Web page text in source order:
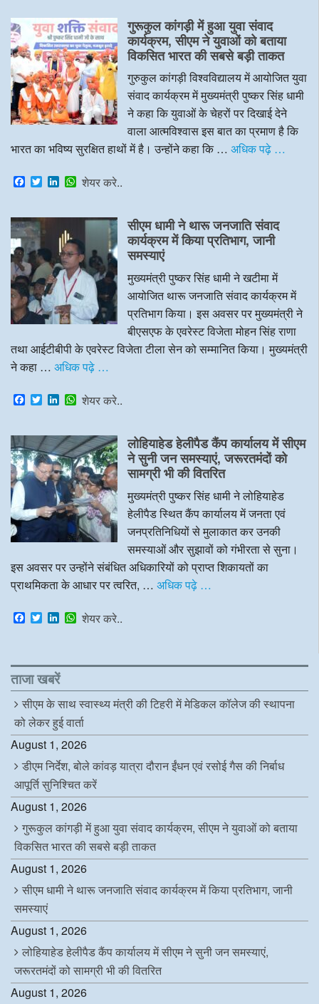
e
b
o
k
t
t
e
r
k
e
d
I
n
t
s
A
p
p
गुरूकुल कांगड़ी में हुआ युवा संवाद
कार्यक्रम, सीएम ने युवाओं को बताया
विकसित भारत की सबसे बड़ी ताकत
गुरुकुल कांगड़ी विश्वविद्यालय में आयोजित युवा
संवाद कार्यक्रम में मुख्यमंत्री पुष्कर सिंह धामी
ने कहा कि युवाओं के चेहरों पर दिखाई देने
वाला आत्मविश्वास इस बात का प्रमाण है कि
भारत का भविष्य सुरक्षित हाथों में है। उन्होंने कहा कि … अधिक पढ़े …
F
a
e
b
o
o
k
T
w
t
e
r
L
k
e
d
I
n
W
t
A
p
p
शेयर करे..
सीएम धामी ने थारू जनजाति संवाद
कार्यक्रम में किया प्रतिभाग, जानी
समस्याएं
मुख्यमंत्री पुष्कर सिंह धामी ने खटीमा में
आयोजित थारू जनजाति संवाद कार्यक्रम में
प्रतिभाग किया। इस अवसर पर मुख्यमंत्री ने
बीएसएफ के एवरेस्ट विजेता मोहन सिंह राणा
तथा आईटीबीपी के एवरेस्ट विजेता टीला सेन को सम्मानित किया। मुख्यमंत्री
ने कहा … अधिक पढ़े …
F
a
e
b
o
o
k
T
w
t
t
e
r
L
k
e
d
I
n
W
t
s
A
p
p
शेयर करे..
लोहियाहेड हेलीपैड कैंप कार्यालय में सीएम
ने सुनी जन समस्याएं, जरूरतमंदों को
सामग्री भी की वितरित
मुख्यमंत्री पुष्कर सिंह धामी ने लोहियाहेड
हेलीपैड स्थित कैंप कार्यालय में जनता एवं
जनप्रतिनिधियों से मुलाकात कर उनकी
समस्याओं और सुझावों को गंभीरता से सुना।
इस अवसर पर उन्होंने संबंधित अधिकारियों को प्राप्त शिकायतों का
प्राथमिकता के आधार पर त्वरित, … अधिक पढ़े …
F
a
b
o
o
k
T
w
t
e
r
L
e
d
I
n
W
s
p
शेयर करे..
ताजा खबरें
सीएम के साथ स्वास्थ्य मंत्री की टिहरी में मेडिकल कॉलेज की स्थापना
को लेकर हुई वार्ता
August 1, 2026
डीएम निर्देश, बोले कांवड़ यात्रा दौरान ईंधन एवं रसोई गैस की निर्बाध
आपूर्ति सुनिश्चित करें
August 1, 2026
गुरूकुल कांगड़ी में हुआ युवा संवाद कार्यक्रम, सीएम ने युवाओं को बताया
विकसित भारत की सबसे बड़ी ताकत
August 1, 2026
सीएम धामी ने थारू जनजाति संवाद कार्यक्रम में किया प्रतिभाग, जानी
समस्याएं
August 1, 2026
लोहियाहेड हेलीपैड कैंप कार्यालय में सीएम ने सुनी जन समस्याएं,
जरूरतमंदों को सामग्री भी की वितरित
August 1, 2026